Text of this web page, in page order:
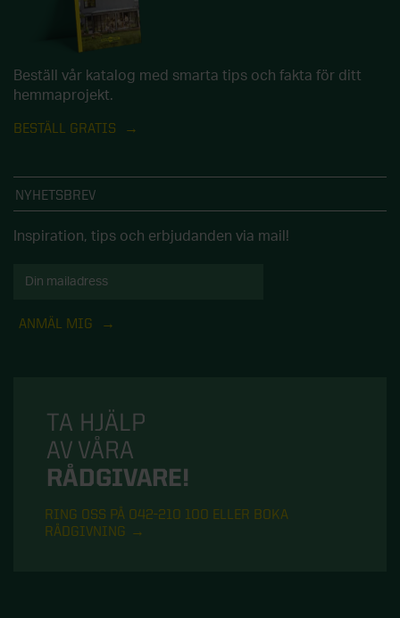
Beställ vår katalog med smarta tips och fakta för ditt
hemmaprojekt.
BESTÄLL GRATIS
NYHETSBREV
Inspiration, tips och erbjudanden via mail!
ANMÄL MIG
TA HJÄLP
AV VÅRA
RÅDGIVARE!
RING OSS PÅ 042-210 100 ELLER BOKA
RÅDGIVNING